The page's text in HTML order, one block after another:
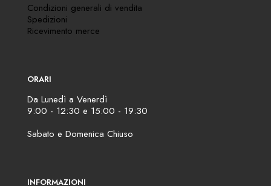
Condizioni generali di vendita
Spedizioni
Ricevimento merce
ORARI
Da Lunedì a Venerdì
9:00 - 12:30 e 15:00 - 19:30
Sabato e Domenica Chiuso
INFORMAZIONI